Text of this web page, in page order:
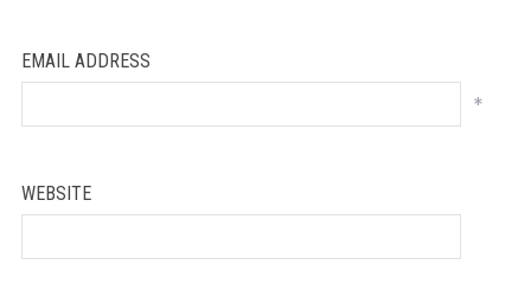
EMAIL ADDRESS
*
WEBSITE